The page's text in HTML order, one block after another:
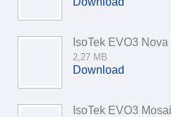
IsoTek EVO3
2,27 MB
Download
IsoTek EVO3